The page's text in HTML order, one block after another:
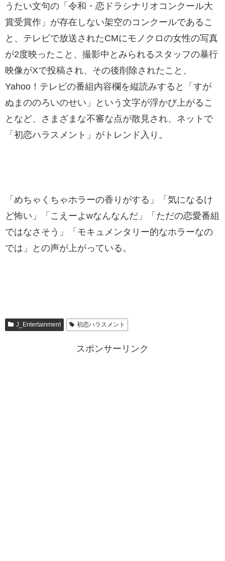
うたい文句の「令和・恋ドラシナリオコンクール大
賞受賞作」が存在しない架空のコンクールであるこ
と、テレビで放送されたCMにモノクロの女性の写真
が2度映ったこと、撮影中とみられるスタッフの暴行
映像がXで投稿され、その後削除されたこと、
Yahoo！テレビの番組内容欄を縦読みすると「すが
ぬまののろいのせい」という文字が浮かび上がるこ
となど、さまざまな不審な点が散見され、ネットで
「初恋ハラスメント」がトレンド入り。
「めちゃくちゃホラーの香りがする」「気になるけ
ど怖い」「こえーよwなんなんだ」「ただの恋愛番組
ではなさそう」「モキュメンタリー的なホラーなの
では」との声が上がっている。
J_Entertainment 初恋ハラスメント
スポンサーリンク